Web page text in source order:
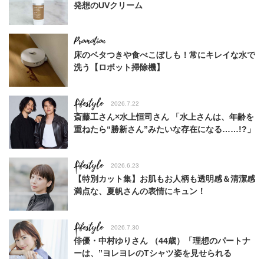
発想のUVクリーム
床のベタつきや食べこぼしも！常にキレイな水で
洗う【ロボット掃除機】
Lifestyle 2026.7.22
斎藤工さん×水上恒司さん 「水上さんは、年齢を
重ねたら“勝新さん”みたいな存在になる……!?」
Lifestyle 2026.6.23
【特別カット集】お肌もお人柄も透明感＆清潔感
満点な、夏帆さんの表情にキュン！
Lifestyle 2026.7.30
俳優・中村ゆりさん （44歳）「理想のパートナ
ーは、”ヨレヨレのTシャツ姿を見せられる